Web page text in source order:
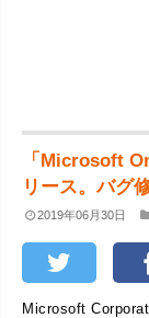
「Microsoft
リース。バグ
2019年06月30日
Microsoft